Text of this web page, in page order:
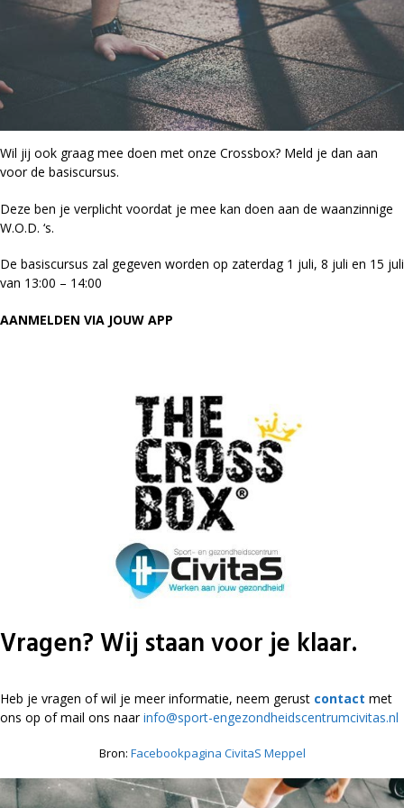
Wil jij ook graag mee doen met onze Crossbox? Meld je dan aan
voor de basiscursus.
Deze ben je verplicht voordat je mee kan doen aan de waanzinnige
W.O.D. ‘s.
De basiscursus zal gegeven worden op zaterdag 1 juli, 8 juli en 15 juli
van 13:00 – 14:00
AANMELDEN VIA JOUW APP
Vragen? Wij staan voor je klaar.
Heb je vragen of wil je meer informatie, neem gerust contact met
ons op of mail ons naarinfo@sport-engezondheidscentrumcivitas.nl
Bron: Facebookpagina CivitaS Meppel